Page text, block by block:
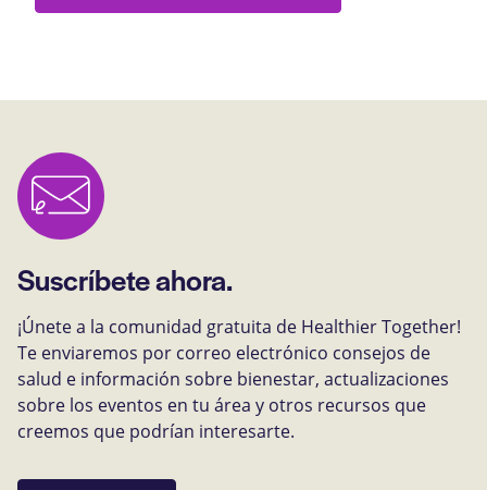
Suscríbete ahora.
¡Únete a la comunidad gratuita de Healthier Together!
Te enviaremos por correo electrónico consejos de
salud e información sobre bienestar, actualizaciones
sobre los eventos en tu área y otros recursos que
creemos que podrían interesarte.